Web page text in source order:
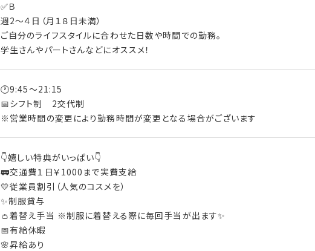
✅Ｂ
週2～４日（月１８日未満）
ご自分のライフスタイルに合わせた日数や時間での勤務。
学生さんやパートさんなどにオススメ！
🕐9:45～21:15
📅シフト制 2交代制
※営業時間の変更により勤務時間が変更となる場合がございます
👇嬉しい特典がいっぱい👇
🚃交通費１日￥1000まで実費支給
💛従業員割引（人気のコスメを）
✨制服貸与
👛着替え手当 ※制服に着替える際に毎回手当が出ます✨
📅有給休暇
🌸昇給あり